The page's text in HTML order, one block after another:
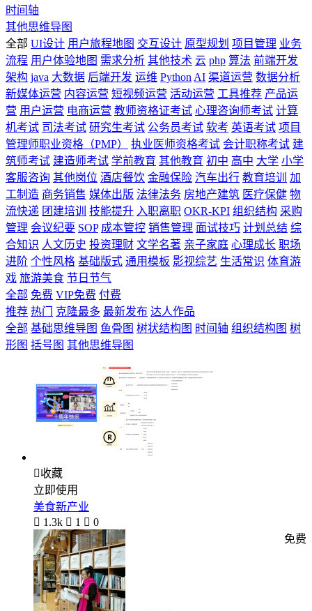
时间轴
其他思维导图
全部 UI设计 用户旅程地图 交互设计 原型规划 项目管理 业务
流程 用户体验地图 需求分析 其他技术 云 php 算法 前端开发
架构 java 大数据 后端开发 运维 Python AI 渠道运营 数据分析
新媒体运营 内容运营 短视频运营 活动运营 工具推荐 产品运
营 用户运营 电商运营 教师资格证考试 心理咨询师考试 计算
机考试 司法考试 研究生考试 公务员考试 软考 英语考试 项目
管理师职业资格（PMP）
执业医师资格考试 会计职称考试 建
筑师考试 建造师考试 学前教育 其他教育 初中 高中 大学 小学
客服咨询 其他岗位 酒店餐饮 金融保险 汽车出行 教育培训
加
工制造 商务销售 媒体出版 法律法务 房地产建筑 医疗保健 物
流快递 团建培训 技能提升 入职离职 OKR-KPI 组织结构 采购
管理 会议纪要 SOP 成本管控 销售管理 面试技巧 计划总结 综
合知识 人文历史 投资理财 文学名著 亲子家庭 心理成长 职场
进阶 个性风格 基础版式 通用模板 影视综艺 生活常识 体育游
戏 旅游美食 节日节气
全部 免费 VIP免费 付费
推荐 热门 克隆最多 最新发布 达人作品
全部 基础思维导图 鱼骨图 树状结构图 时间轴 组织结构图 树
形图 括号图 其他思维导图
收藏
立即使用
美食新产业
 1.3k  1  0
免费